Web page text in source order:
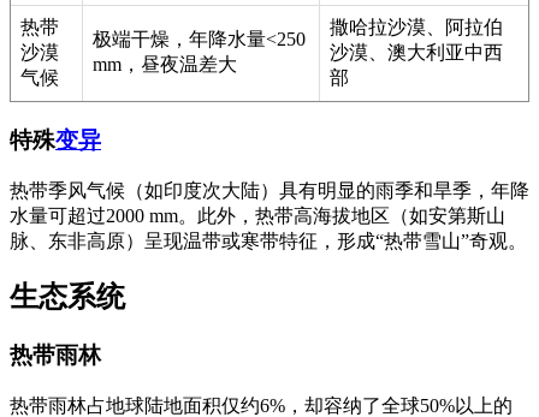
热带
沙漠
气候
极端干燥，年降水量<250
mm，昼夜温差大
撒哈拉沙漠、阿拉伯
沙漠、澳大利亚中西
部
特殊变异
热带季风气候（如印度次大陆）具有明显的雨季和旱季，年降
水量可超过2000 mm。此外，热带高海拔地区（如安第斯山
脉、东非高原）呈现温带或寒带特征，形成“热带雪山”奇观。
生态系统
热带雨林
热带雨林占地球陆地面积仅约6%，却容纳了全球50%以上的